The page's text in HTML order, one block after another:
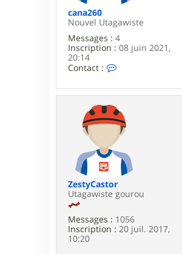
cana260
Nouvel Utagawiste
Messages : 4
Inscription : 08 juin 2021,
20:14
Contact :
n
t
c
t
e
c
a
n
2
6
ZestyCastor
Utagawiste gourou
Messages : 1056
Inscription : 20 juil. 2017,
10:20